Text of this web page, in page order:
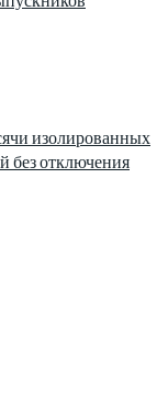
изолированных
без отключения